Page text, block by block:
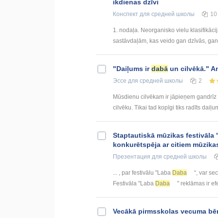
ikdienas dzīvi
Конспект для средней школы 10
1. nodaļa. Neorganisko vielu
sastāvdaļām, kas veido gan dzīvās,
"Daiļums irdabā un cilvēkā."
Эссе для средней школы 2
Mūsdienu cilvēkam ir jāpieņem
cilvēku. Tikai tad kopīgi tiks radīts
Staptautiskā mūzikas festivāla
konkurētspēja ar citiem
Презентация для средней школы
... , par festivālu "Laba Daba
“, var
Festivāla "Laba Daba " reklāmas ir
Vecākā pirmsskolas vecuma